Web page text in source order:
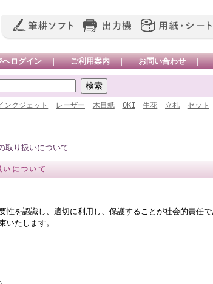
へログイン ｜ ご利用案内 ｜ お問い合わせ ｜
ンクジェット レーザー 木目紙 OKI 生花 立札 セット
取り扱いについて
について
性を認識し、適切に利用し、保護することが社会的責任
いたします。